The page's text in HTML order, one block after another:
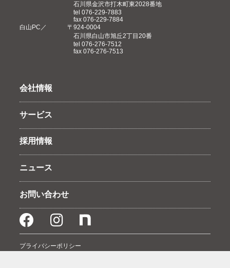
石川県金沢市打木町東2028番地
tel 076-229-7883
fax 076-229-7884
白山PC
〒924-0004
石川県白山市旭丘2丁目20番
tel 076-276-7512
fax 076-276-7513
会社情報
サービス
採用情報
ニュース
お問い合わせ
プライバシーポリシー